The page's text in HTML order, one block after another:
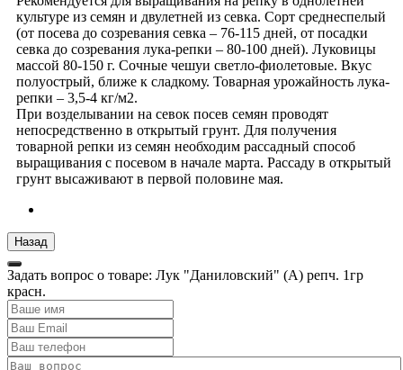
культуре из семян и двулетней из севка. Сорт среднеспелый
(от посева до созревания севка – 76-115 дней, от посадки
севка до созревания лука-репки – 80-100 дней). Луковицы
массой 80-150 г. Сочные чешуи светло-фиолетовые. Вкус
полуострый, ближе к сладкому. Товарная урожайность лука-
репки – 3,5-4 кг/м2.
При возделывании на севок посев семян проводят
непосредственно в открытый грунт. Для получения
товарной репки из семян необходим рассадный способ
выращивания с посевом в начале марта. Рассаду в открытый
грунт высаживают в первой половине мая.
Задать вопрос о товаре: Лук "Даниловский" (А) репч. 1гр
красн.